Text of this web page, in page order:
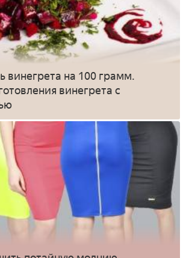
винегрета на 100 грамм.
винегрета с